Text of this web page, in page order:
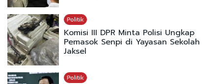
Politik
Komisi III DPR Minta Polisi Ungkap
Pemasok Senpi di Yayasan Sekolah
Jaksel
Politik